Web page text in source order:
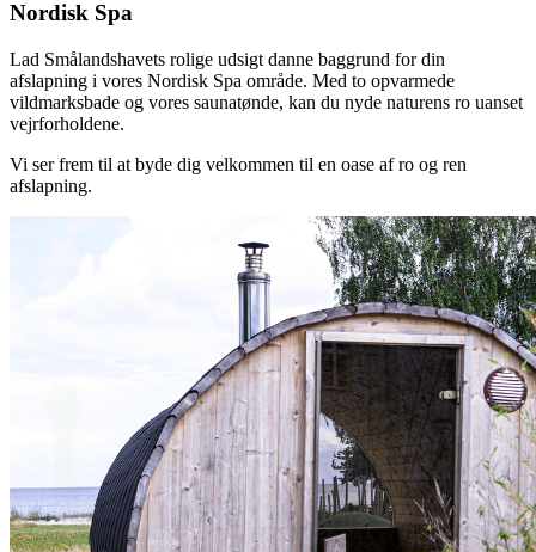
Nordisk Spa
Lad Smålandshavets rolige udsigt danne baggrund for din
afslapning i vores Nordisk Spa område. Med to opvarmede
vildmarksbade og vores saunatønde, kan du nyde naturens ro uanset
vejrforholdene.
Vi ser frem til at byde dig velkommen til en oase af ro og ren
afslapning.